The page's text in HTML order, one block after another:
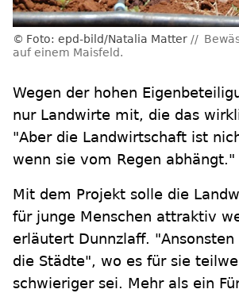
Foto: epd-bild/Natalia Matter
auf einem Maisfeld.
Wegen der hohen
nur Landwirte mit, die das
"Aber die Landwirtschaft ist
wenn sie vom Regen abhängt."
Mit dem Projekt solle die
für junge Menschen attraktiv
erläutert Dunnzlaff. "Ansonsten
die Städte", wo es für sie
schwieriger sei. Mehr als ein